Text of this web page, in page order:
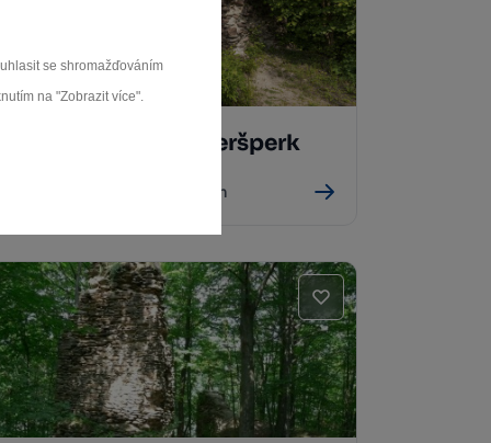
se shromažďováním
na "Zobrazit více".
Zřícenina hradu Aueršperk
Bystřice nad Pernštejnem